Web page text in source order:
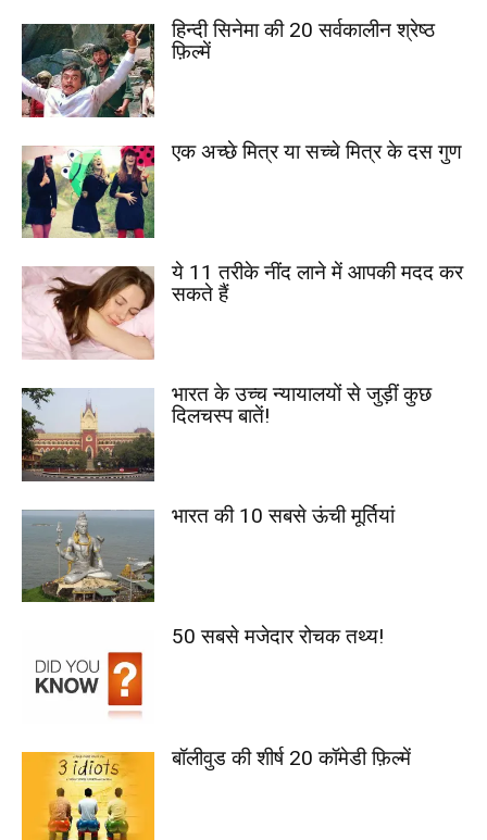
हिन्दी सिनेमा की 20 सर्वकालीन श्रेष्ठ
फ़िल्में
एक अच्छे मित्र या सच्चे मित्र के दस गुण
ये 11 तरीके नींद लाने में आपकी मदद कर
सकते हैं
भारत के उच्च न्यायालयों से जुड़ीं कुछ
दिलचस्प बातें!
भारत की 10 सबसे ऊंची मूर्तियां
50 सबसे मजेदार रोचक तथ्य!
बॉलीवुड की शीर्ष 20 कॉमेडी फ़िल्में